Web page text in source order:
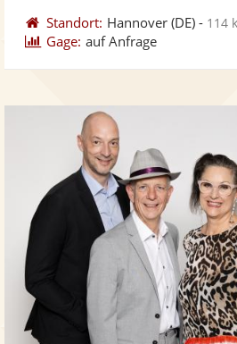
Standort: Hannover (DE) - 114
Gage: auf Anfrage